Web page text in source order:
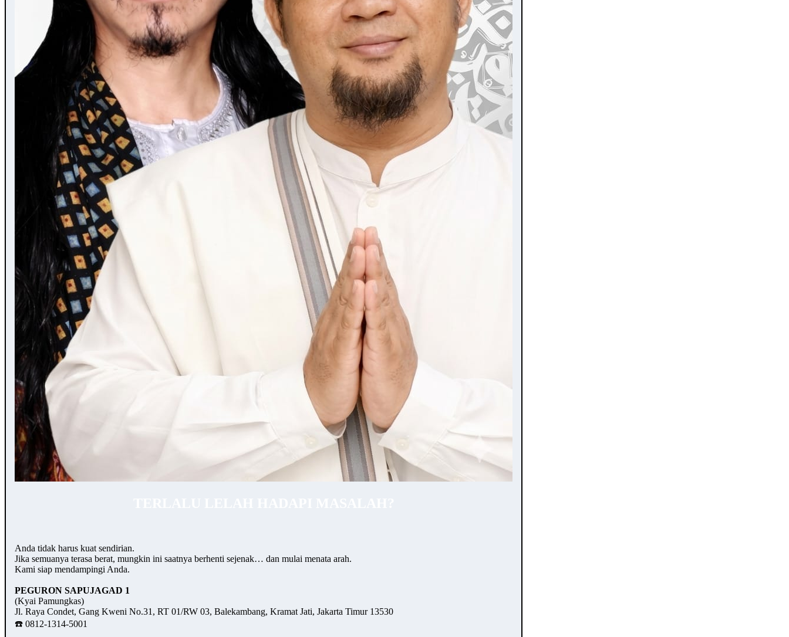
Anda tidak harus kuat sendirian.
Jika semuanya terasa berat, mungkin ini saatnya berhenti sejenak… dan mulai menata arah.
Kami siap mendampingi Anda.
PEGURON SAPUJAGAD 1
(Kyai Pamungkas)
Jl. Raya Condet, Gang Kweni No.31, RT 01/RW 03, Balekambang, Kramat Jati, Jakarta Timur 13530
☎️ 0812-1314-5001